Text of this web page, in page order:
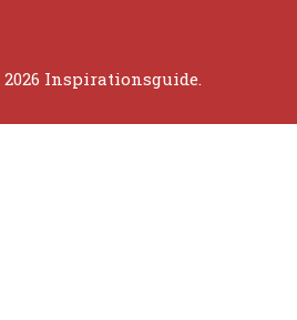
Inspirationsguide.